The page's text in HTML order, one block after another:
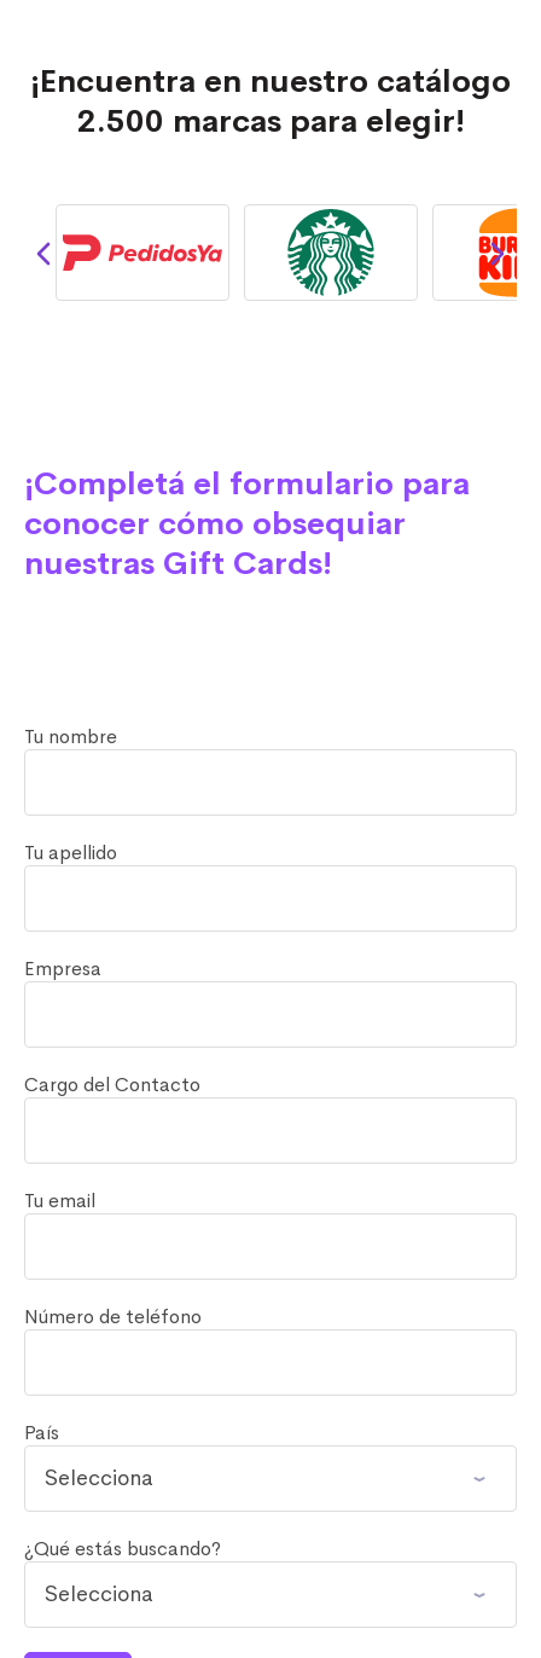
¡Encuentra en nuestro catálogo
2.500 marcas para elegir!
Tu nombre
Tu apellido
Empresa
Cargo del Contacto
Tu email
Número de teléfono
País
¿Qué estás buscando?
¡Completá el formulario para
conocer cómo obsequiar
nuestras Gift Cards!